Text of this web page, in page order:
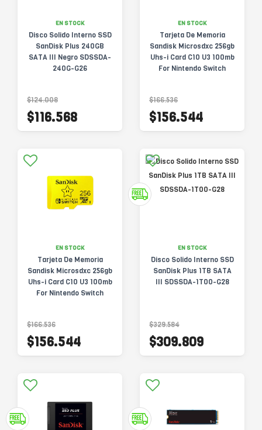
EN STOCK
Disco Solido Interno SSD
SanDisk Plus 240GB
SATA III Negro SDSSDA-
240G-G26
$124.008
$116.568
EN STOCK
Tarjeta De Memoria
Sandisk Microsdxc 256gb
Uhs-i Card C10 U3 100mb
For Nintendo Switch
$166.536
$156.544
EN STOCK
Tarjeta De Memoria
Sandisk Microsdxc 256gb
Uhs-i Card C10 U3 100mb
For Nintendo Switch
$166.536
$156.544
EN STOCK
Disco Solido Interno SSD
SanDisk Plus 1TB SATA
III SDSSDA-1T00-G28
$329.584
$309.809